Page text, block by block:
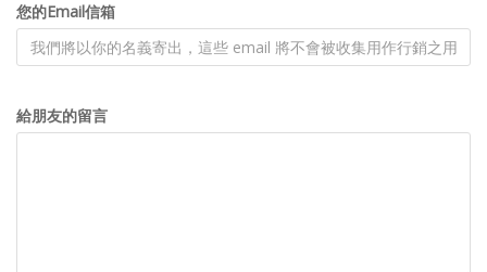
您的Email信箱
給朋友的留言